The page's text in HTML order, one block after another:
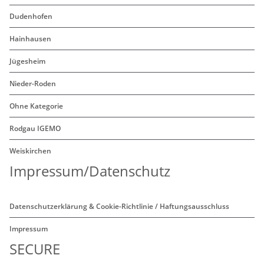
Dudenhofen
Hainhausen
Jügesheim
Nieder-Roden
Ohne Kategorie
Rodgau IGEMO
Weiskirchen
Impressum/Datenschutz
Datenschutzerklärung & Cookie-Richtlinie / Haftungsausschluss
Impressum
SECURE